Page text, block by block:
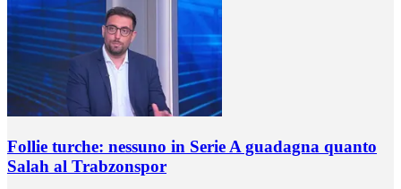
Follie turche: nessuno in Serie A guadagna quanto
Salah al Trabzonspor